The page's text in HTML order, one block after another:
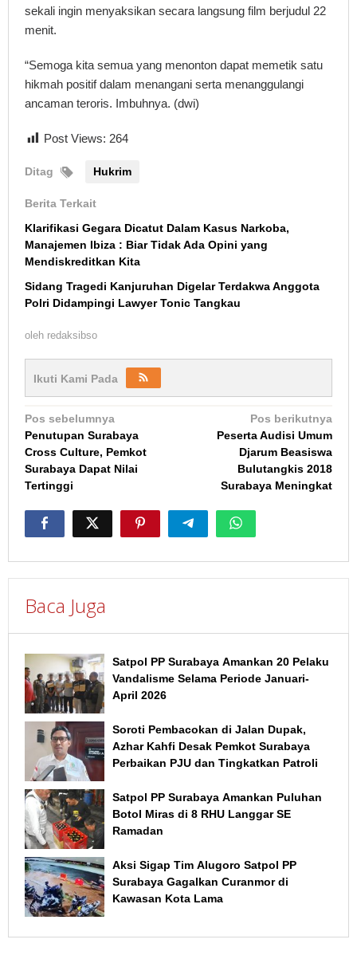
sekali ingin menyaksikan secara langsung film berjudul 22
menit.
“Semoga kita semua yang menonton dapat memetik satu
hikmah positif dalam menangani serta menanggulangi
ancaman teroris. Imbuhnya. (dwi)
Post Views: 264
Ditag Hukrim
Berita Terkait
Klarifikasi Gegara Dicatut Dalam Kasus Narkoba,
Manajemen Ibiza : Biar Tidak Ada Opini yang
Mendiskreditkan Kita
Sidang Tragedi Kanjuruhan Digelar Terdakwa Anggota
Polri Didampingi Lawyer Tonic Tangkau
oleh redaksibso
Ikuti Kami Pada
Navigasi
pos
Pos sebelumnya
Penutupan Surabaya
Cross Culture, Pemkot
Surabaya Dapat Nilai
Tertinggi
Pos berikutnya
Peserta Audisi Umum
Djarum Beasiswa
Bulutangkis 2018
Surabaya Meningkat
Baca Juga
Satpol PP Surabaya Amankan 20 Pelaku
Vandalisme Selama Periode Januari-
April 2026
Soroti Pembacokan di Jalan Dupak,
Azhar Kahfi Desak Pemkot Surabaya
Perbaikan PJU dan Tingkatkan Patroli
Satpol PP Surabaya Amankan Puluhan
Botol Miras di 8 RHU Langgar SE
Ramadan
Aksi Sigap Tim Alugoro Satpol PP
Surabaya Gagalkan Curanmor di
Kawasan Kota Lama